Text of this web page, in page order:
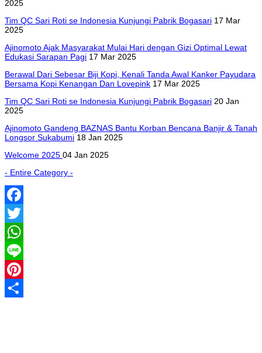
2025
Tim QC Sari Roti se Indonesia Kunjungi Pabrik Bogasari 17 Mar
2025
Ajinomoto Ajak Masyarakat Mulai Hari dengan Gizi Optimal Lewat
Edukasi Sarapan Pagi 17 Mar 2025
Berawal Dari Sebesar Biji Kopi, Kenali Tanda Awal Kanker Payudara
Bersama Kopi Kenangan Dan Lovepink 17 Mar 2025
Tim QC Sari Roti se Indonesia Kunjungi Pabrik Bogasari 20 Jan
2025
Ajinomoto Gandeng BAZNAS Bantu Korban Bencana Banjir & Tanah
Longsor Sukabumi 18 Jan 2025
Welcome 2025 04 Jan 2025
- Entire Category -
Facebook
Twitter
WhatsApp
Line
Pinterest